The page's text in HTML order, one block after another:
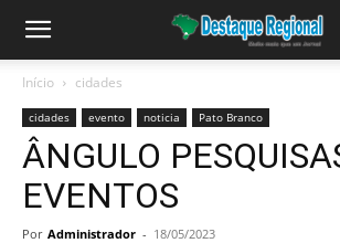
Início cidades
cidades evento noticia Pato Branco
ÂNGULO
EVENTOS
Por Administrador - 18/05/2023